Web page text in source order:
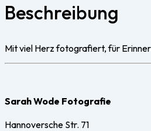
Beschreibung
Mit viel Herz fotografiert, für
Sarah Wode Fotografie
Hannoversche Str. 71